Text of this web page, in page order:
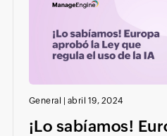
General abril 19, 2024
¡Lo sabíamos!